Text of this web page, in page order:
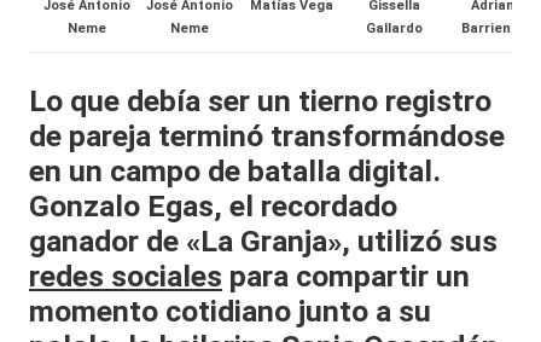
it
y
s,
T
V
y
José Antonio
Neme
José Antonio
Neme
Matías Vega
Gissella
Gallardo
Adriana
Barrientos
Lo que debía ser un tierno registro
de pareja terminó transformándose
en un campo de batalla digital.
Gonzalo Egas, el recordado
ganador de «La Granja», utilizó sus
redes sociales para compartir un
momento cotidiano junto a su